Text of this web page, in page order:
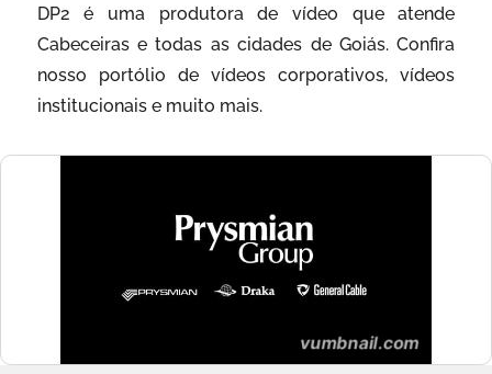
DP2 é uma produtora de vídeo que atende
Cabeceiras e todas as cidades de Goiás. Confira
nosso portólio de vídeos corporativos, vídeos
institucionais e muito mais.